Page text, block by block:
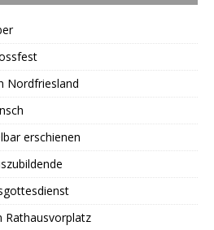
Nordfriesland
erschienen
Rathausvorplatz